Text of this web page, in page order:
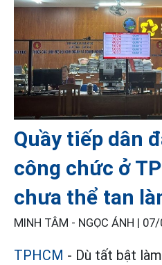
Quầy tiếp dân
công chức ở
chưa thể tan
MINH TÂM - NGỌC ÁNH | 07/
TPHCM - Dù tất bật